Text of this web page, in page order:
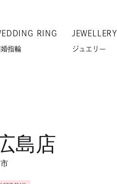
RING
指輪
JEWELLERY
ジュエリー
島店